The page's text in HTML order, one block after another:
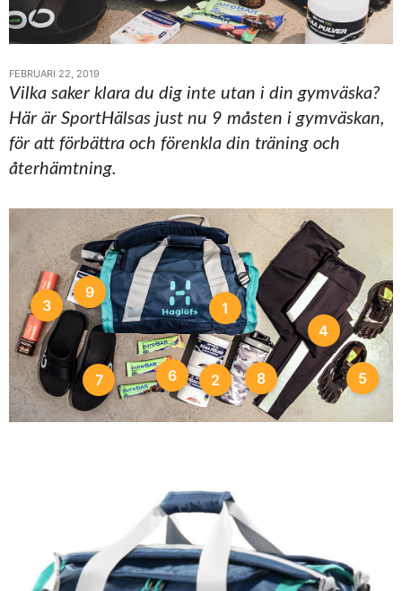
FEBRUARI 22, 2019
Vilka saker klara du dig inte utan i din gymväska?
Här är SportHälsas just nu 9 måsten i gymväskan,
för att förbättra och förenkla din träning och
återhämtning.
1
2
3
4
5
6
7 8
9